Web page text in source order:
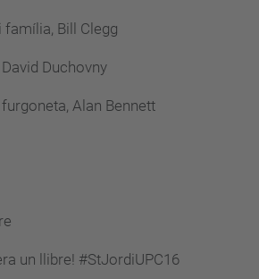
Bill Clegg
Duchovny
Alan Bennett
un llibre! #StJordiUPC16